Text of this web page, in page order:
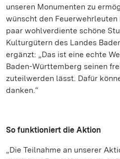
unseren Monumenten zu
wünscht den Feuerwehrleuten
paar wohlverdiente schöne
Kulturgütern des Landes
ergänzt: „Das ist eine echte
Baden-Württemberg seinen
zuteilwerden lässt. Dafür
danken.“
So funktioniert die Aktion
„Die Teilnahme an unserer